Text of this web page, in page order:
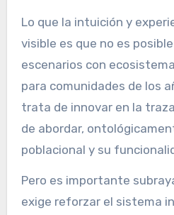
Lo que la intuición y
visible es que no es
escenarios con
para comunidades de los
trata de innovar en la
de abordar,
poblacional y su
Pero es importante
exige reforzar el sistema